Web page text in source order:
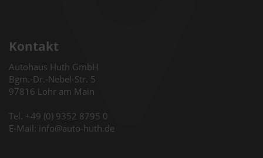
Kontakt
Autohaus Huth GmbH
Bgm.-Dr.-Nebel-Str. 5
97816 Lohr am Main
Tel. +49 (0) 9352 8795 0
E-Mail: info@auto-huth.de